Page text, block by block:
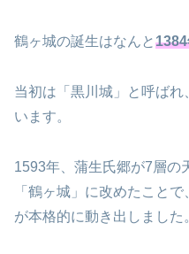
鶴ヶ城の誕生はなんと
当初は「黒川城」と呼ば
います。
1593年、蒲生氏郷が7層の
「鶴ヶ城」に改めたこと
が本格的に動き出しました